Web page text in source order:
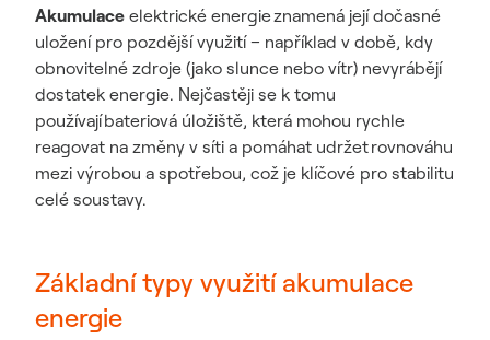
Akumulace elektrické energie znamená její dočasné
uložení pro pozdější využití – například v době, kdy
obnovitelné zdroje (jako slunce nebo vítr) nevyrábějí
dostatek energie. Nejčastěji se k tomu
používají bateriová úložiště, která mohou rychle
reagovat na změny v síti a pomáhat udržet rovnováhu
mezi výrobou a spotřebou, což je klíčové pro stabilitu
celé soustavy.
Základní typy využití akumulace
energie